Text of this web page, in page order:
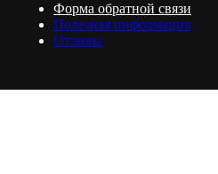
Форма обратной связи
Полезная информация
Отзывы